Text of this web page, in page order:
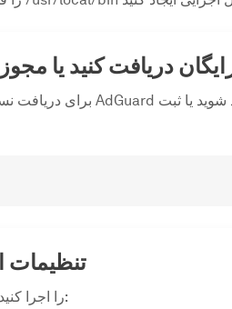
دریافت کنید یا
تنظیمات
جادوگر پیکربندی AdGuard را اجرا کنید: